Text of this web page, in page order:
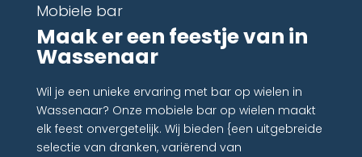
Mobiele bar
Maak er een feestje van in
Wassenaar
Wil je een unieke ervaring met bar op wielen in
Wassenaar? Onze mobiele bar op wielen maakt
elk feest onvergetelijk. Wij bieden {een uitgebreide
selectie van dranken, variërend van